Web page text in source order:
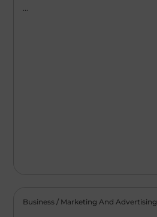
Business / Marketing And Advertising